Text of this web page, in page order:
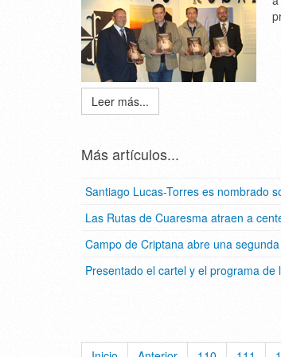
Leer más...
Más artículos...
Santiago Lucas-Torres es nombrado
Las Rutas de Cuaresma atraen a
Campo de Criptana abre una
Presentado el cartel y el programa